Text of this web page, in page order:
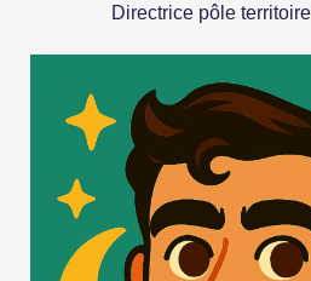
Directrice pôle